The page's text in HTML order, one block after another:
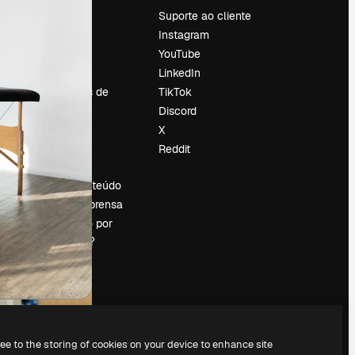
Tendências de
Vender conteúdo
Sala de imprensa
Procurando por
magnific.ai?
Suporte ao cliente
Instagram
YouTube
LinkedIn
TikTok
Discord
X
Reddit
to the storing of cookies on your device to enhance site